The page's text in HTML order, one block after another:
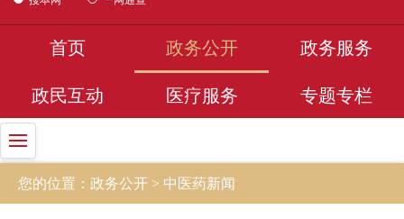
首页 政务公开 政务服务
政民互动 医疗服务 专题专栏
您的位置：政务公开 > 中医药新闻